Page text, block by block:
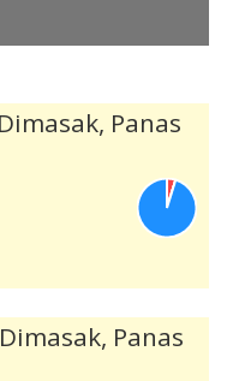
Panas
Panas